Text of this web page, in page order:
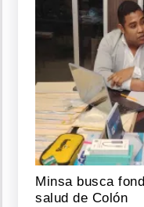
Minsa busca
salud de Colón